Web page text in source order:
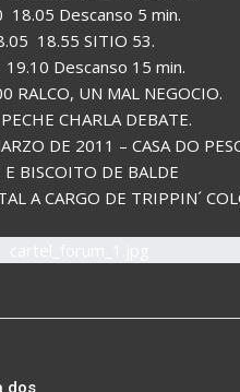
 18.05 Descanso 5 min.
 18.55 SITIO 53.
19.10 Descanso 15 min.
RALCO, UN MAL NEGOCIO.
PECHE CHARLA DEBATE.
DE 2011 – CASA DO
E BISCOITO DE BALDE
A CARGO DE TRIPPIN´
dos